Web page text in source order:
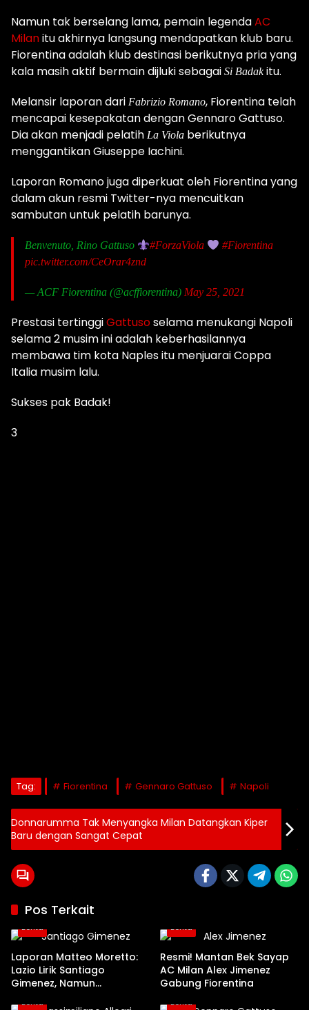
Namun tak berselang lama, pemain legendaAC
Milanitu akhirnya langsung mendapatkan klub baru.
Fiorentina adalah klub destinasi berikutnya pria yang
kala masih aktif bermain dijluki sebagai Si Badakitu.
Melansir laporan dari Fabrizio Romano, Fiorentina telah
mencapai kesepakatan dengan Gennaro Gattuso.
Dia akan menjadi pelatih La Viola berikutnya
menggantikan Giuseppe Iachini.
Laporan Romano juga diperkuat oleh Fiorentina yang
dalam akun resmi Twitter-nya mencuitkan
sambutan untuk pelatih barunya.
Benvenuto, Rino Gattuso #ForzaViola
#Fiorentina
pic.twitter.com/CeOrar4znd
— ACF Fiorentina (@acffiorentina) May 25, 2021
Prestasi tertinggiGattusoselama menukangi Napoli
selama 2 musim ini adalah keberhasilannya
membawa tim kota Naples itu menjuarai Coppa
Italia musim lalu.
Sukses pak Badak!
3
Tag: Fiorentina Gennaro Gattuso Napoli
Donnarumma Tak Menyangka Milan Datangkan Kiper
Baru dengan Sangat Cepat
Pos Terkait
Berita
Laporan Matteo Moretto:
Lazio Lirik Santiago
Gimenez, Namun
Berita
Resmi! Mantan Bek Sayap
AC Milan Alex Jimenez
Gabung Fiorentina
Berita Berita